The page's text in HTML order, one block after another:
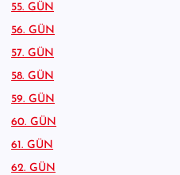
55. GÜN
56. GÜN
57. GÜN
58. GÜN
59. GÜN
60. GÜN
61. GÜN
62. GÜN